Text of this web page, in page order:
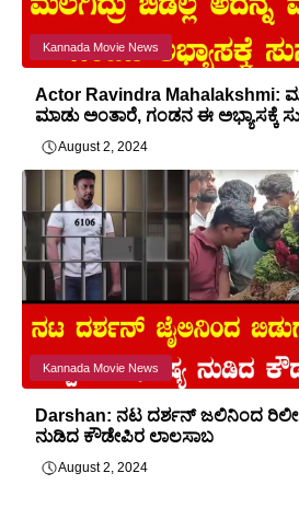
Kannada Movie News
Actor Ravindra Mahalakshmi:
ಮಾಡು ಅಂತಾರೆ, ಗಂಡನ ಈ ಅಭ್ಯಾಸಕ್ಕೆ
August 2, 2024
Kannada Movie News
Darshan: ನಟ ದರ್ಶನ್ ಜಲಿನಿಂದ
ನುಡಿದ ಕೌಡೇಪಿರ ಲಾಲಸಾಬ
August 2, 2024